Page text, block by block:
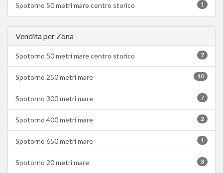
1
Spotorno 50 metri mare centro storico
Vendita per Zona
7
Spotorno 50 metri mare centro storico
10
Spotorno 250 metri mare
7
Spotorno 300 metri mare
2
Spotorno 400 metri mare
1
Spotorno 650 metri mare
3
Spotorno 20 metri mare